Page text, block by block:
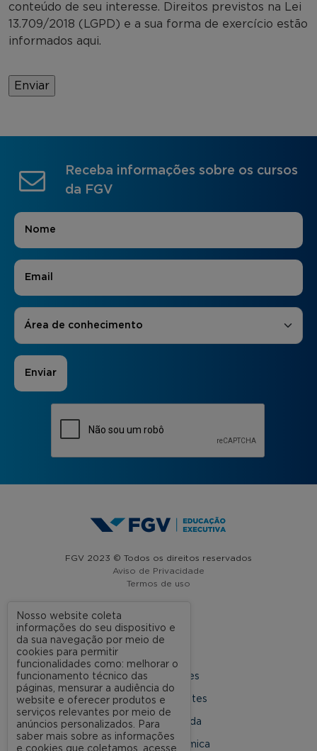
conteúdo de seu interesse. Direitos previstos na Lei
13.709/2018 (LGPD) e a sua forma de exercício estão
informados aqui.
Receba informações sobre os cursos
da FGV
Nome
E-mail
Áreas de Interesse
Área de conhecimento
FGV 2023 © Todos os direitos reservados
Aviso de Privacidade
Termos de uso
A FGV
Nossas Unidades
Dúvidas Frequentes
Rede Conveniada
Ouvidoria Acadêmica
Nosso website coleta
informações do seu dispositivo e
da sua navegação por meio de
cookies para permitir
funcionalidades como: melhorar o
funcionamento técnico das
páginas, mensurar a audiência do
website e oferecer produtos e
serviços relevantes por meio de
anúncios personalizados. Para
saber mais sobre as informações
e cookies que coletamos, acesse